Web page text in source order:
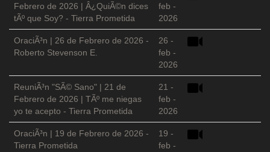
Febrero de 2026 | Â¿QuiÃ©n dices
tÃº que Soy? - Tierra Prometida
feb -
2026
OraciÃ³n | 26 de Febrero de 2026 -
Roberto Stevenson E.
26 -
feb -
2026
ReuniÃ³n "SÃ© Sano" | 21 de
Febrero de 2026 | TÃº me niegas
yo te acepto - Tierra Prometida
21 -
feb -
2026
OraciÃ³n | 19 de Febrero de 2026 -
Tierra Prometida
19 -
feb -